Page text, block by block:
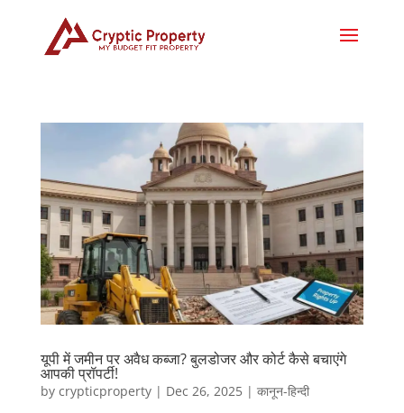
यूपी में जमीन पर अवैध कब्जा? बुलडोजर और कोर्ट कैसे बचाएंगे
आपकी प्रॉपर्टी!
by crypticproperty| Dec 26, 2025| कानून-हिन्दी